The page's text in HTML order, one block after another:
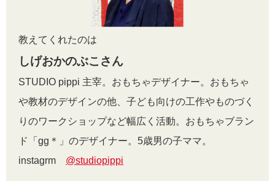
教えてくれたのは
しげおかのぶこさん
STUDIO pippi 主宰。おもちゃデザイナー。おもちゃ
や教材のデザインの他、子ども向けの工作やものづく
りのワークショップなど幅広く活動。おもちゃブラン
ド「gg＊」のデザイナー。5歳男の子ママ。
instagrm @studiopippi